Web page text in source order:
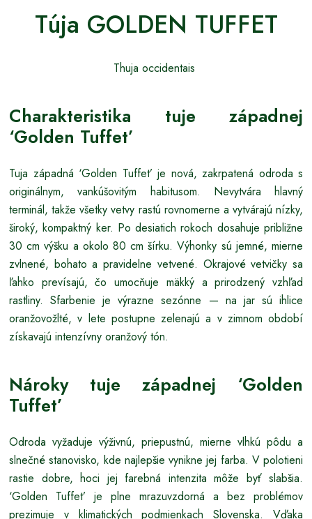
Túja GOLDEN TUFFET
Thuja occidentais
Charakteristika tuje západnej
‘Golden Tuffet’
Tuja západná ‘Golden Tuffet’ je nová, zakrpatená odroda s
originálnym, vankúšovitým habitusom. Nevytvára hlavný
terminál, takže všetky vetvy rastú rovnomerne a vytvárajú nízky,
široký, kompaktný ker. Po desiatich rokoch dosahuje približne
30 cm výšku a okolo 80 cm šírku. Výhonky sú jemné, mierne
zvlnené, bohato a pravidelne vetvené. Okrajové vetvičky sa
ľahko prevísajú, čo umocňuje mäkký a prirodzený vzhľad
rastliny. Sfarbenie je výrazne sezónne — na jar sú ihlice
oranžovožlté, v lete postupne zelenajú a v zimnom období
získavajú intenzívny oranžový tón.
Nároky tuje západnej ‘Golden
Tuffet’
Odroda vyžaduje výživnú, priepustnú, mierne vlhkú pôdu a
slnečné stanovisko, kde najlepšie vynikne jej farba. V polotieni
rastie dobre, hoci jej farebná intenzita môže byť slabšia.
‘Golden Tuffet’ je plne mrazuvzdorná a bez problémov
prezimuje v klimatických podmienkach Slovenska. Vďaka